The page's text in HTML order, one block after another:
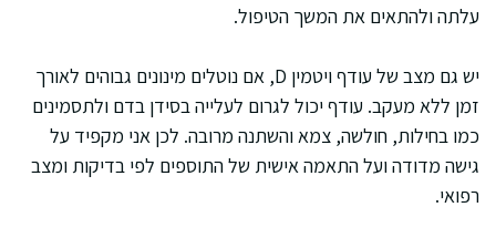
עלתה ולהתאים את המשך הטיפול.
יש גם מצב של עודף ויטמין D, אם נוטלים מינונים גבוהים לאורך
זמן ללא מעקב. עודף יכול לגרום לעלייה בסידן בדם ולתסמינים
כמו בחילות, חולשה, צמא והשתנה מרובה. לכן אני מקפיד על
גישה מדודה ועל התאמה אישית של התוספים לפי בדיקות ומצב
רפואי.